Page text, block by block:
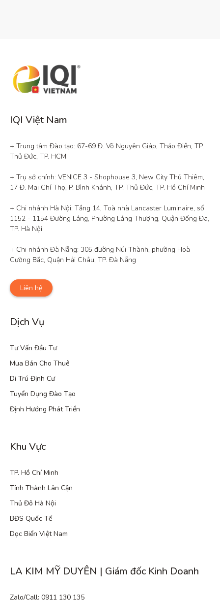
IQI Việt Nam
+ Trung tâm Đào tạo: 67-69 Đ. Võ Nguyên Giáp, Thảo Điền, TP.
Thủ Đức, TP. HCM
+ Trụ sở chính: VENICE 3 - Shophouse 3, New City Thủ Thiêm,
17 Đ. Mai Chí Thọ, P. Bình Khánh, TP. Thủ Đức, TP. Hồ Chí Minh
+ Chi nhánh Hà Nội: Tầng 14, Toà nhà Lancaster Luminaire, số
1152 - 1154 Đường Láng, Phường Láng Thượng, Quận Đống Đa,
TP. Hà Nội
+ Chi nhánh Đà Nẵng: 305 đường Núi Thành, phường Hoà
Cường Bắc, Quận Hải Châu, TP. Đà Nẵng
Liên hệ
Dịch Vụ
Tư Vấn Đầu Tư
Mua Bán Cho Thuê
Di Trú Định Cư
Tuyển Dụng Đào Tạo
Định Hướng Phát Triển
Khu Vực
TP. Hồ Chí Minh
Tỉnh Thành Lân Cận
Thủ Đô Hà Nội
BĐS Quốc Tế
Dọc Biển Việt Nam
LA KIM MỸ DUYÊN | Giám đốc Kinh Doanh
Zalo/Call: 0911 130 135